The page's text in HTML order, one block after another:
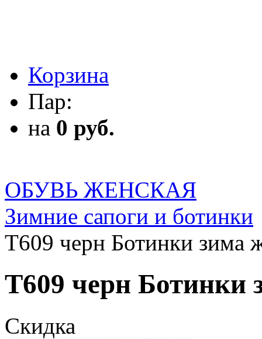
Корзина
Пар:
на 0 руб.
ОБУВЬ ЖЕНСКАЯ
Зимние сапоги и ботинки
T609 черн Ботинки зима
T609 черн Ботинки
Скидка